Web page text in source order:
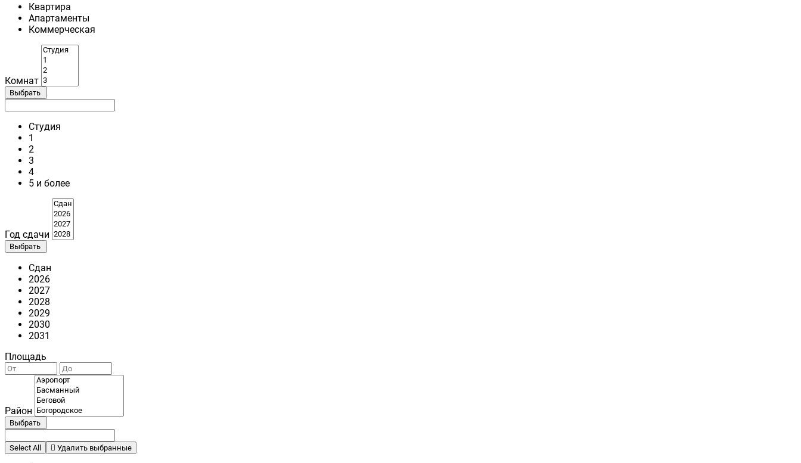
Квартира
Апартаменты
Коммерческая
Комнат
Выбрать
Студия
1
2
3
4
5 и более
Год сдачи
Выбрать
Сдан
2026
2027
2028
2029
2030
2031
Площадь
Район
Выбрать
Select All Удалить выбранные